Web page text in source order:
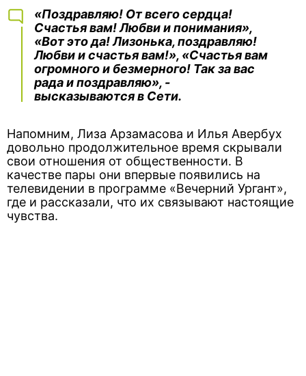
«Поздравляю! От всего сердца!
Счастья вам! Любви и понимания»,
«Вот это да! Лизонька, поздравляю!
Любви и счастья вам!», «Счастья вам
огромного и безмерного! Так за вас
рада и поздравляю», -
высказываются в Сети.
Напомним, Лиза Арзамасова и Илья Авербух
довольно продолжительное время скрывали
свои отношения от общественности. В
качестве пары они впервые появились на
телевидении в программе «Вечерний Ургант»,
где и рассказали, что их связывают настоящие
чувства.